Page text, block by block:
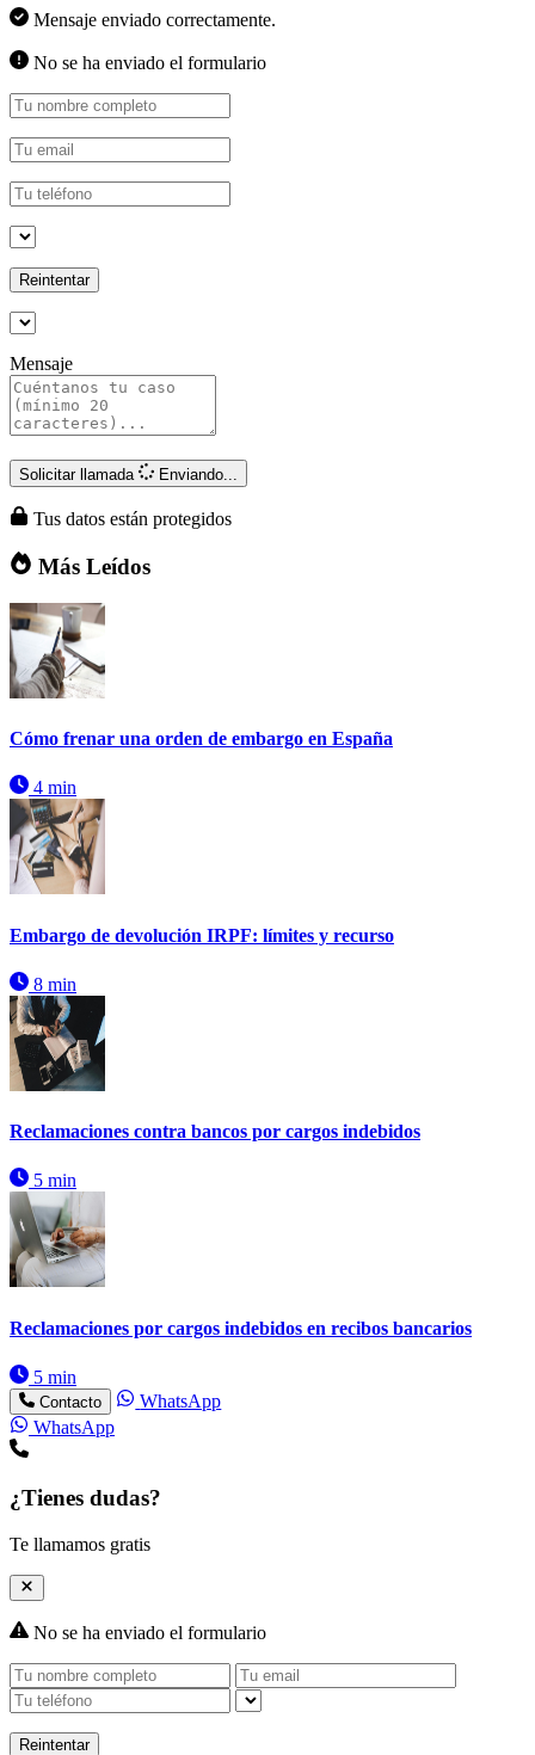
Mensaje enviado correctamente.
No se ha enviado el formulario
Reintentar
Mensaje
Solicitar llamada Enviando...
Tus datos están protegidos
Más Leídos
Cómo frenar una orden de embargo en España
4 min
Embargo de devolución IRPF: límites y recurso
8 min
Reclamaciones contra bancos por cargos indebidos
5 min
Reclamaciones por cargos indebidos en recibos bancarios
5 min
Contacto
WhatsApp
WhatsApp
¿Tienes dudas?
Te llamamos gratis
No se ha enviado el formulario
Reintentar